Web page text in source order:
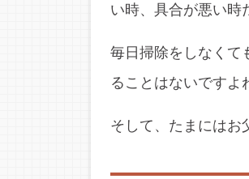
い時、具合が悪い時
毎日掃除をしなくて
ることはないですよ
そして、たまにはお